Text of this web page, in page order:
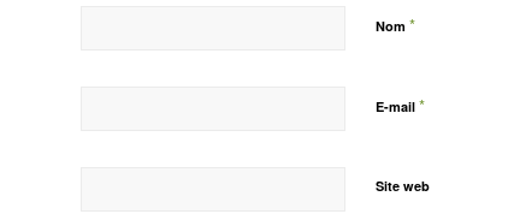
Nom *
E-mail *
Site web